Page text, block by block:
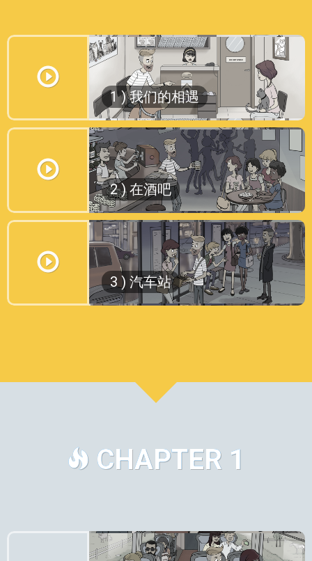
我相信你已经听过一些经典的爱情故
事，比如罗密欧与朱丽叶，安东尼和克
利奥帕特拉，这些故事发生在过去完全
不同的时代。
幸运的是，这不是其中之一！
这是Mike和Cate的故事，他们生活在
当今世界，需要面对我们都要面对的感
情问题。
为了更好地理解他们，从头了解他们的
故事是至关重要的，所以让我们从故事
开始的地方开始回顾。
在我们的第一集中，Cate带着她的猫去
看兽医，因为猫的腿有问题，Mike在
1 ) 我们的相遇
你相信巧合吗？ 有些是有点期待的，
有些更令人兴奋，就像Mike和Cate现
在要经历的那样。
在上一集中，你还记得他们在谈论如何
在酒吧碰面的事情吗？
如果你不相信就太糟糕了！
因为在你开始第2集之前，你必须完成
一个关于第一集的100个问题的测试。
它还会让你想知道丢失的包包在哪里。
2 ) 在酒吧
你在生活中是否有过这种时刻，不得不
在感谢某人或打某人的脸之间做出选
择？
亲密的朋友
弄你)让我们点击播放去
3 ) 汽车站
CHAPTER 1